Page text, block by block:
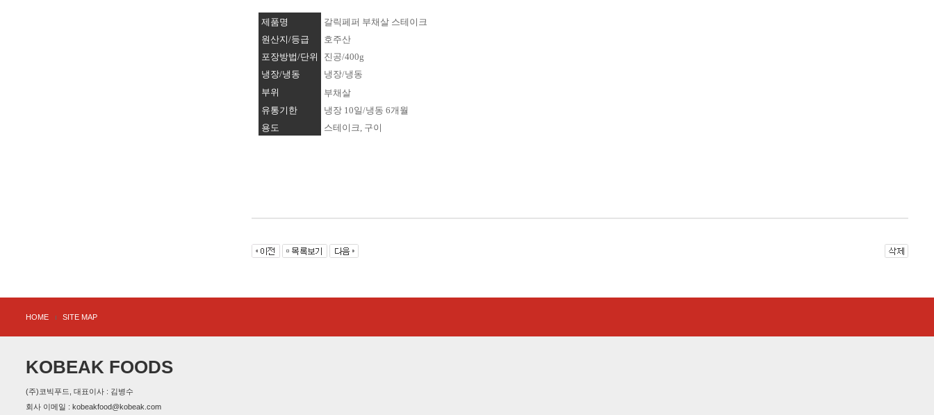
제품명
갈릭페퍼 부채살 스테이크
원산지/등급
호주산
포장방법/단위
진공/400g
냉장/냉동
냉장/냉동
부위
부채살
유통기한
냉장 10일/냉동 6개월
용도
스테이크, 구이
HOME SITE MAP
KOBEAK FOODS
(주)코빅푸드, 대표이사 : 김병수
회사 이메일 : kobeakfood@kobeak.com